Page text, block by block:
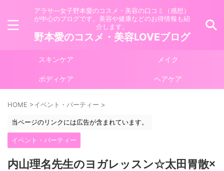
アラサ―女子野本愛のコスメ・美容の口コミ（感想）
が中心のブログです。美容や健康などのお得情報も紹
介します。
野本愛のコスメ・美容LOVEブログ
スキンケア メイク
ボディケア ヘアケア
HOME >イベント・パーティー >
当ページのリンクには広告が含まれています。
イベント・パーティー
内山理名先生のヨガレッスン☆太田胃散×